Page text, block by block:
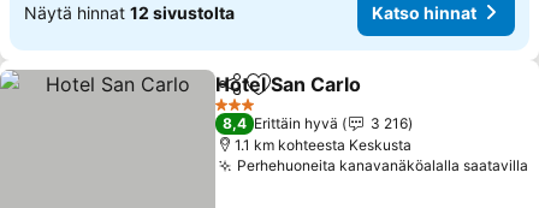
Näytä hinnat 12 sivustolta Katso hinnat
Jaa Lisää suosikkeihin
Hotel San Carlo
3 Tähtiluokitus
8,4 Erittäin hyvä
3 216
1.1 km kohteesta Keskusta
Perhehuoneita kanavanäköalalla saatavilla